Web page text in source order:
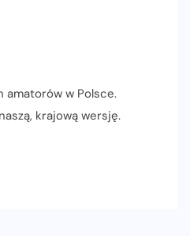
amatorów w Polsce.
krajową wersję.